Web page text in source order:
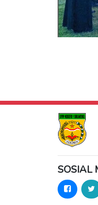
SOSIAL